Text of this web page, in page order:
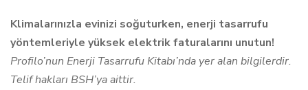
Klimalarınızla evinizi soğuturken, enerji tasarrufu
yöntemleriyle yüksek elektrik faturalarını unutun!
Profilo’nun Enerji Tasarrufu Kitabı’nda yer alan bilgilerdir.
Telif hakları BSH’ya aittir.